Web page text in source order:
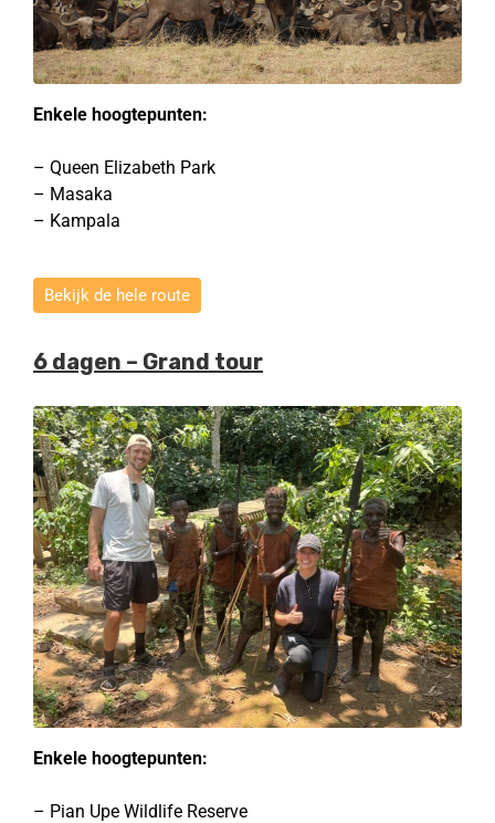
Enkele hoogtepunten:
– Queen Elizabeth Park
– Masaka
– Kampala
Bekijk de hele route
6 dagen – Grand tour
Enkele hoogtepunten:
– Pian Upe Wildlife Reserve